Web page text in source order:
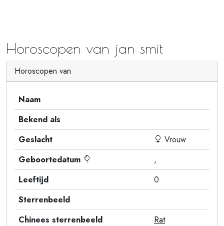
Horoscopen van jan smit
Horoscopen van
Naam
Bekend als
Geslacht
Vrouw
Geboortedatum
,
Leeftijd
0
Sterrenbeeld
Chinees sterrenbeeld
Rat